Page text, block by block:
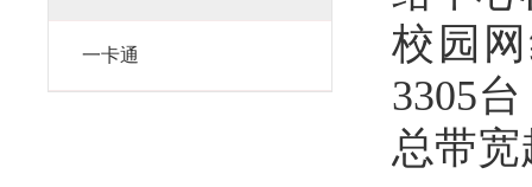
一卡通
校园
3305
总带宽